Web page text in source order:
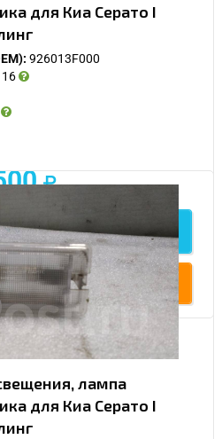
для Киа Серато I
926013F000
Купить
лампа
для Киа Серато I
Вам деталь?
и мы Вам перезвоним.
это не нужно!